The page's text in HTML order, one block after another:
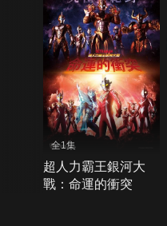
全1集
超人力霸王銀河大
戰：命運的衝突